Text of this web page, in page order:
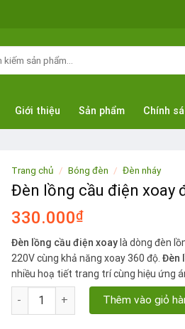
Giới thiệu Sản phẩm Chính
Trang chủ / Bóng đèn / Đèn nháy
Đèn lồng cầu điện xoay
330.000₫
Đèn lồng cầu điện xoaylà dòng đèn
220V cùng khả năng xoay 360 độ. Đèn
nhiều hoạ tiết trang trí cùng hiệu ứng
Đèn lồng cầu điện xoay đường kính
Thêm vào giỏ